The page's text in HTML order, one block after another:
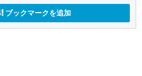
ブックマークを追加